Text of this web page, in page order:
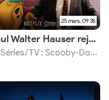
25 mars, 09:38
Paul Walter Hauser rejoint le casting de la série live-action Netflix
Séries/TV : Scooby-Doo Origins